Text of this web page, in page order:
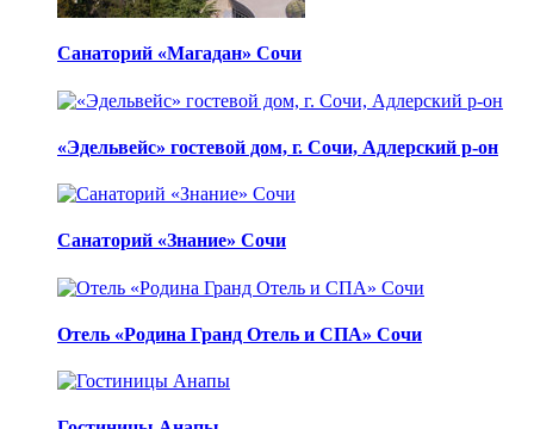
Санаторий «Магадан» Сочи
«Эдельвейс» гостевой дом, г. Сочи, Адлерский р-он
Санаторий «Знание» Сочи
Отель «Родина Гранд Отель и СПА» Сочи